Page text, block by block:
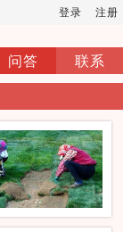
登录 注册
问答
联系